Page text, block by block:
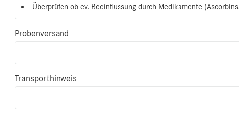
Überprüfen ob ev. Beeinflussung durch Medikamente
Probenversand
Transporthinweis